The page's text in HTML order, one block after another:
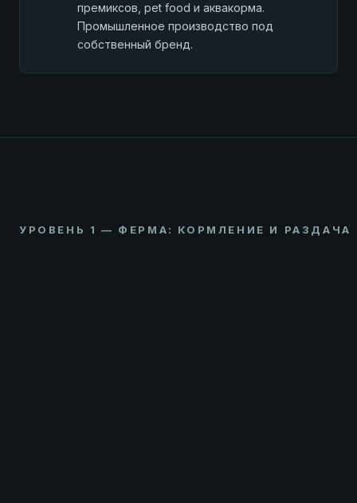
премиксов, pet food и аквакорма.
Промышленное производство под
собственный бренд.
УРОВЕНЬ 1 — ФЕРМА: КОРМЛЕНИЕ И РАЗДАЧА